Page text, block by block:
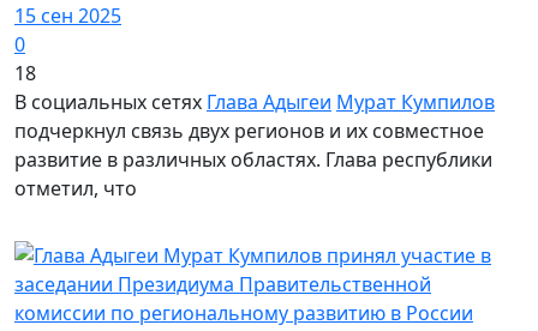
15 сен 2025
0
18
В социальных сетях Глава Адыгеи Мурат Кумпилов
подчеркнул связь двух регионов и их совместное
развитие в различных областях. Глава республики
отметил, что